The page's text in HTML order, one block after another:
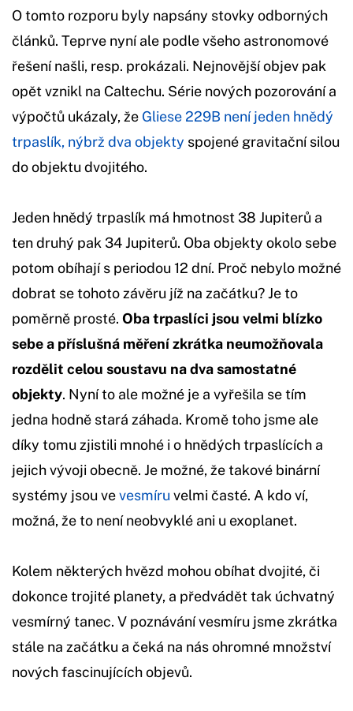
O tomto rozporu byly napsány stovky odborných
článků. Teprve nyní ale podle všeho astronomové
řešení našli, resp. prokázali. Nejnovější objev pak
opět vznikl na Caltechu. Série nových pozorování a
výpočtů ukázaly, že Gliese 229B není jeden hnědý
trpaslík, nýbrž dva objekty spojené gravitační silou
do objektu dvojitého.
Jeden hnědý trpaslík má hmotnost 38 Jupiterů a
ten druhý pak 34 Jupiterů. Oba objekty okolo sebe
potom obíhají s periodou 12 dní. Proč nebylo možné
dobrat se tohoto závěru jíž na začátku? Je to
poměrně prosté. Oba trpaslíci jsou velmi blízko
sebe a příslušná měření zkrátka neumožňovala
rozdělit celou soustavu na dva samostatné
objekty. Nyní to ale možné je a vyřešila se tím
jedna hodně stará záhada. Kromě toho jsme ale
díky tomu zjistili mnohé i o hnědých trpaslících a
jejich vývoji obecně. Je možné, že takové binární
systémy jsou vevesmíru velmi časté. A kdo ví,
možná, že to není neobvyklé ani u exoplanet.
Kolem některých hvězd mohou obíhat dvojité, či
dokonce trojité planety, a předvádět tak úchvatný
vesmírný tanec. V poznávání vesmíru jsme zkrátka
stále na začátku a čeká na nás ohromné množství
nových fascinujících objevů.